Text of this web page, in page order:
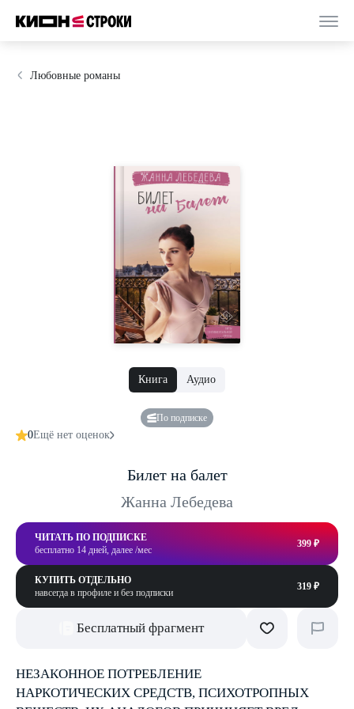
Любовные романы
Книга Аудио
По подписке
0Ещё нет оценок
Билет на балет
Жанна Лебедева
ЧИТАТЬ ПО ПОДПИСКЕ
бесплатно 14 дней, далее /мес
399 ₽
КУПИТЬ ОТДЕЛЬНО
навсегда в профиле и без подписки
319 ₽
Бесплатный фрагмент
НЕЗАКОННОЕ ПОТРЕБЛЕНИЕ
НАРКОТИЧЕСКИХ СРЕДСТВ, ПСИХОТРОПНЫХ